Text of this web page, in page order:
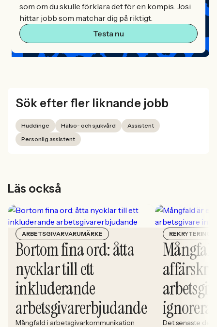
som om du skulle förklara det för en kompis. Josi
hittar jobb som matchar dig på riktigt.
Testa nu
Sök efter fler liknande jobb
Huddinge Hälso- och sjukvård
Assistent
Personlig assistent
Läs också
ARBETSGIVARVARUMÄRKE
Bortom fina ord: åtta
nycklar till ett
inkluderande
arbetsgivarerbjudande
Mångfald i arbetsgivarkommunikation
REKRYTERING
ignorera
Det senaste